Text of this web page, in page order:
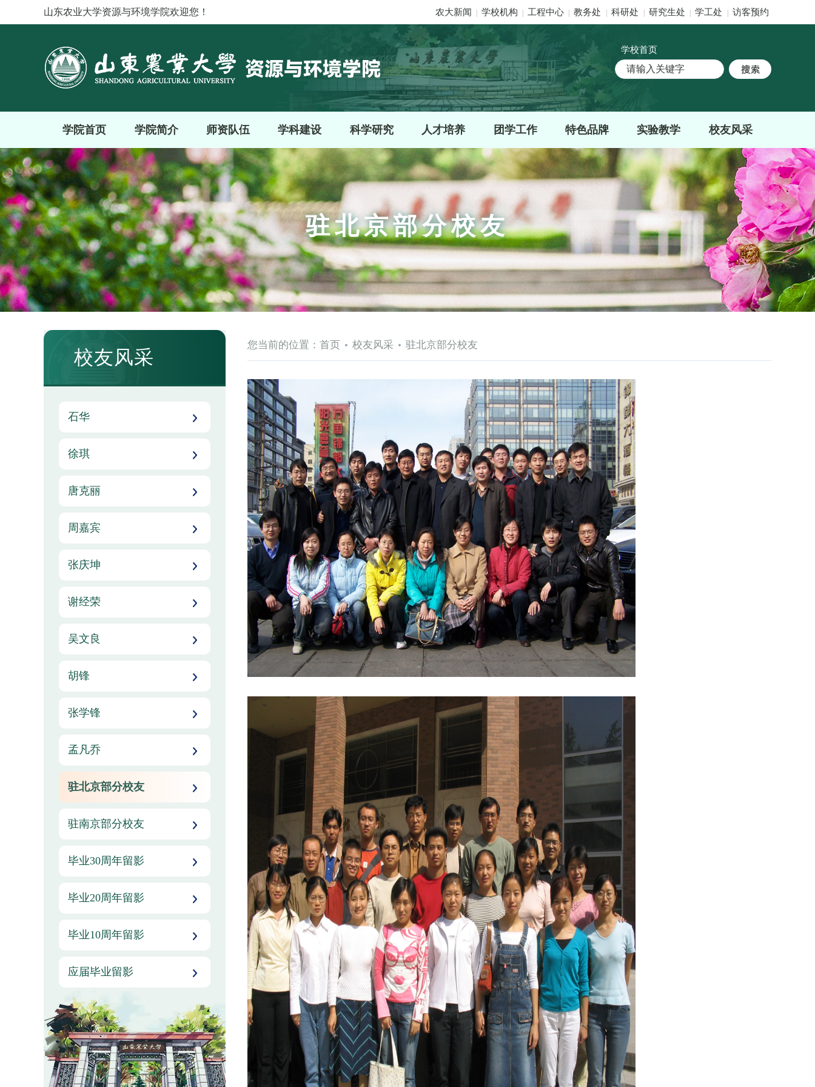
山东农业大学资源与环境学院欢迎您！ 农大新闻 学校机构 工程中心 教务处 科研处 研究生处 学工处 访客预约
学校首页
学院首页 学院简介 师资队伍 学科建设 科学研究 人才培养 团学工作 特色品牌 实验教学 校友风采
驻北京部分校友
您当前的位置： 首页 校友风采 驻北京部分校友
校友风采
石华
徐琪
唐克丽
周嘉宾
张庆坤
谢经荣
吴文良
胡锋
张学锋
孟凡乔
驻北京部分校友
驻南京部分校友
毕业30周年留影
毕业20周年留影
毕业10周年留影
应届毕业留影